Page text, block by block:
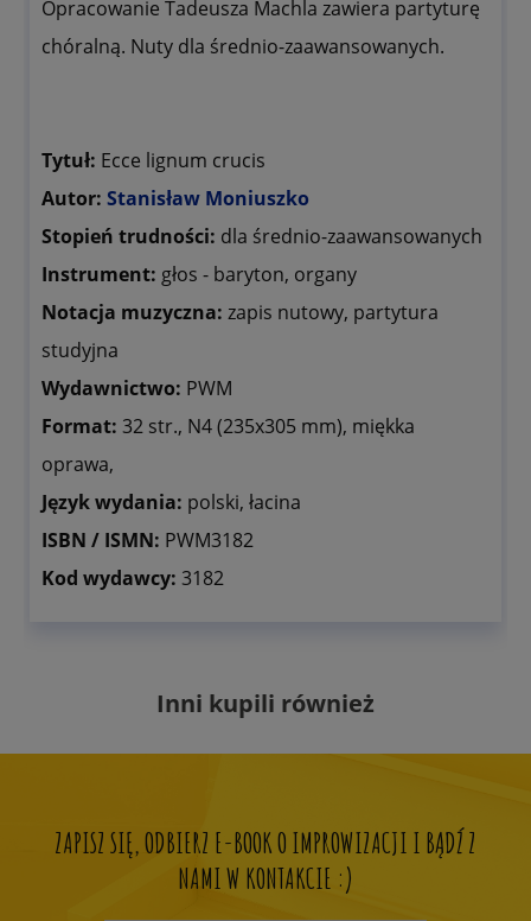
Opracowanie Tadeusza Machla zawiera partyturę
chóralną. Nuty dla średnio-zaawansowanych.
Tytuł: Ecce lignum crucis
Autor: Stanisław Moniuszko
Stopień trudności: dla średnio-zaawansowanych
Instrument: głos - baryton, organy
Notacja muzyczna: zapis nutowy, partytura
studyjna
Wydawnictwo: PWM
Format: 32 str., N4 (235x305 mm), miękka
oprawa,
Język wydania: polski, łacina
ISBN / ISMN: PWM3182
Kod wydawcy: 3182
Inni kupili również
ZAPISZ SIĘ, ODBIERZ E-BOOK O IMPROWIZACJI I BĄDŹ Z
NAMI W KONTAKCIE :)